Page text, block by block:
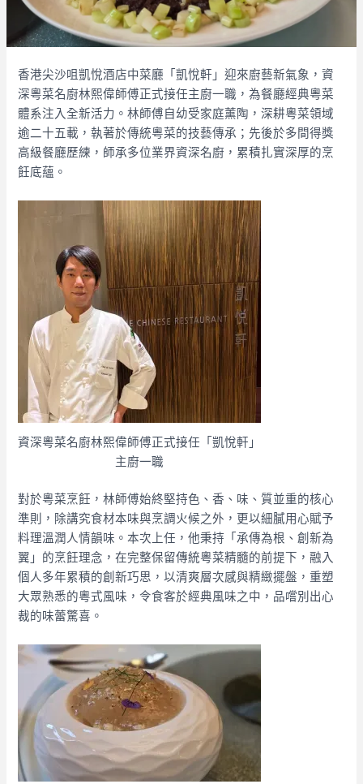
香港尖沙咀凱悅酒店中菜廳「凱悅軒」迎來廚藝新氣象，資
深粵菜名廚林熙偉師傅正式接任主廚一職，為餐廳經典粵菜
體系注入全新活力。林師傅自幼受家庭薰陶，深耕粵菜領域
逾二十五載，執著於傳統粵菜的技藝傳承；先後於多間得獎
高級餐廳歷練，師承多位業界資深名廚，累積扎實深厚的烹
飪底蘊。
資深粵菜名廚林熙偉師傅正式接任「凱悅軒」
主廚一職
對於粵菜烹飪，林師傅始終堅持色、香、味、質並重的核心
準則，除講究食材本味與烹調火候之外，更以細膩用心賦予
料理溫潤人情韻味。本次上任，他秉持「承傳為根、創新為
翼」的烹飪理念，在完整保留傳統粵菜精髓的前提下，融入
個人多年累積的創新巧思，以清爽層次感與精緻擺盤，重塑
大眾熟悉的粵式風味，令食客於經典風味之中，品嚐別出心
裁的味蕾驚喜。